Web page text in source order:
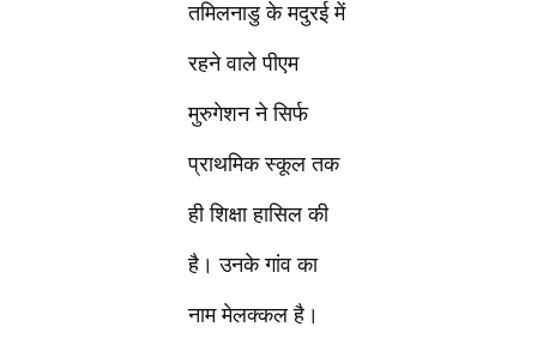
तमिलनाडु के मदुरई में
रहने वाले पीएम
मुरुगेशन ने सिर्फ
प्राथमिक स्कूल तक
ही शिक्षा हासिल की
है। उनके गांव का
नाम मेलक्कल है।